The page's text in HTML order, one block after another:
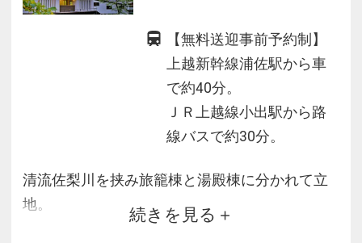
【無料送迎事前予約制】
上越新幹線浦佐駅から車
で約40分。
ＪＲ上越線小出駅から路
線バスで約30分。
清流佐梨川を挟み旅籠棟と湯殿棟に分かれて立
地。
お部屋は全て川側に面し四季折々の景色をお楽
続きを見る